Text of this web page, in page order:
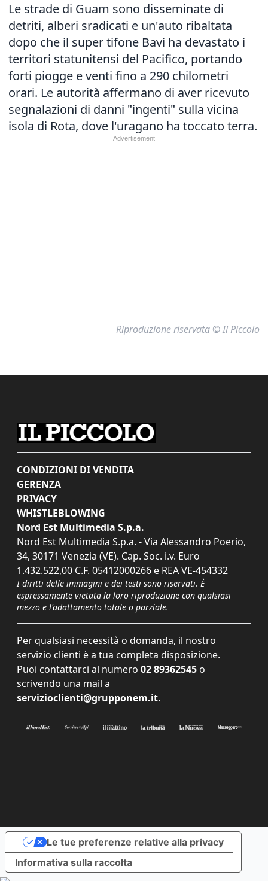
Le strade di Guam sono disseminate di
detriti, alberi sradicati e un'auto ribaltata
dopo che il super tifone Bavi ha devastato i
territori statunitensi del Pacifico, portando
forti piogge e venti fino a 290 chilometri
orari. Le autorità affermano di aver ricevuto
segnalazioni di danni "ingenti" sulla vicina
isola di Rota, dove l'uragano ha toccato terra.
Riproduzione riservata © Il Piccolo
CONDIZIONI DI VENDITA
GERENZA
PRIVACY
WHISTLEBLOWING
Nord Est Multimedia S.p.a.
Nord Est Multimedia S.p.a. - Via Alessandro Poerio,
34, 30171 Venezia (VE). Cap. Soc. i.v. Euro
1.432.522,00 C.F. 05412000266 e REA VE-454332
I diritti delle immagini e dei testi sono riservati. È
espressamente vietata la loro riproduzione con qualsiasi
mezzo e l'adattamento totale o parziale.
Per qualsiasi necessità o domanda, il nostro
servizio clienti è a tua completa disposizione.
Puoi contattarci al numero 02 89362545 o
scrivendo una mail a
servizioclienti@grupponem.it.
Informativa sulla raccolta
Le tue preferenze relative alla privacy